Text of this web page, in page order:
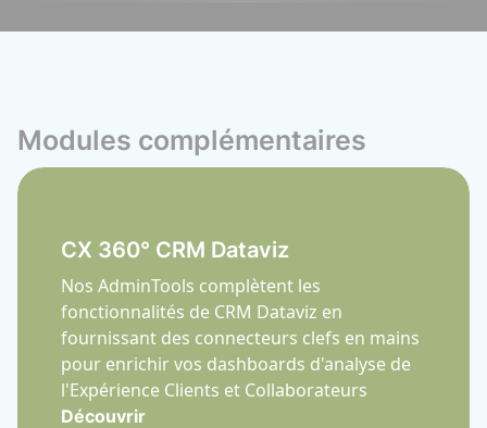
Modules complémentaires
CX 360° CRM Dataviz
Nos AdminTools complètent les
fonctionnalités de CRM Dataviz en
fournissant des connecteurs clefs en mains
pour enrichir vos dashboards d'analyse de
l'Expérience Clients et Collaborateurs
Découvrir